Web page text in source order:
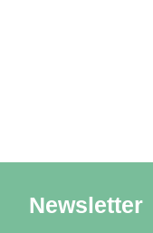
Newsletter